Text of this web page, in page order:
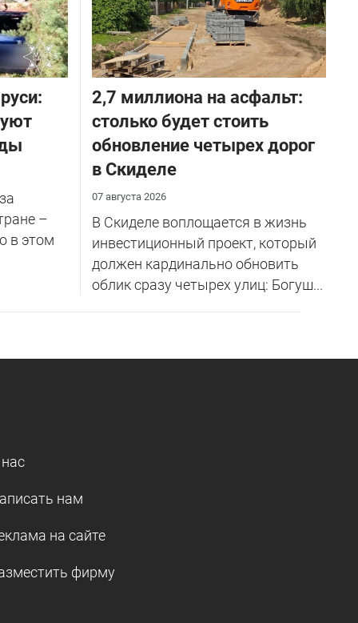
–
в этом
2,7 миллиона на асфальт:
столько будет стоить
обновление четырех дорог
в Скиделе
07 августа 2026
В Скиделе воплощается в жизнь
инвестиционный проект, который
должен кардинально обновить
облик сразу четырех улиц: Богуш...
нам
на сайте
фирму